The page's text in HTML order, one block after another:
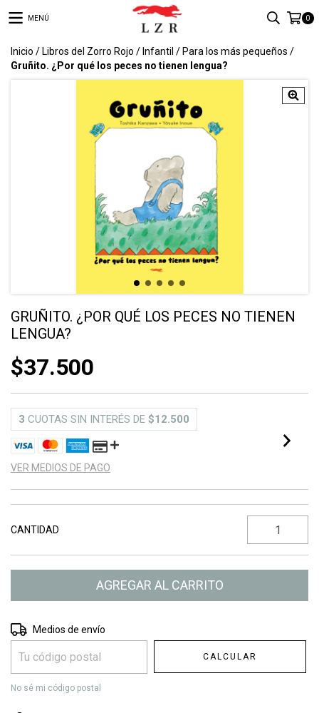
MENÚ 0
Inicio / Libros del Zorro Rojo / Infantil / Para los más pequeños /
Gruñito. ¿Por qué los peces no tienen lengua?
GRUÑITO. ¿POR QUÉ LOS PECES NO TIENEN
LENGUA?
$37.500
3 CUOTAS SIN INTERÉS DE $12.500
VER MEDIOS DE PAGO
CANTIDAD
Entregas para el CP:
Medios de envío
CALCULAR
No sé mi código postal